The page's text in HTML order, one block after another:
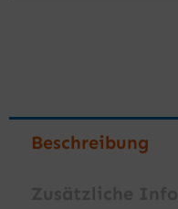
Beschreibung